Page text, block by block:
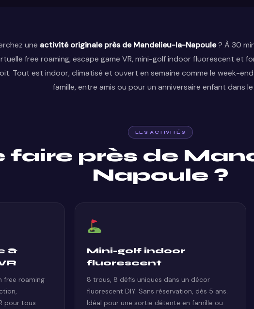
une activité originale près de Mandelieu-la-Napoule? À 30
free roaming, escape game VR, mini-golf indoor fluorescent et
Tout est indoor, climatisé et ouvert en semaine comme le week-
famille, entre amis ou pour un anniversaire enfant dans le
LES ACTIVITÉS
faire près de
Napoule ?
&
free roaming
pour tous
Mini-golf indoor
fluorescent
8 trous, 8 défis uniques dans un décor
fluorescent DIY. Sans réservation, dès 5 ans.
Idéal pour une sortie détente en famille ou